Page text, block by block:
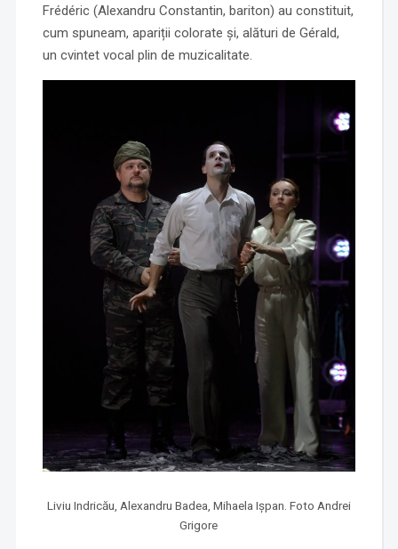
Frédéric (Alexandru Constantin, bariton) au constituit,
cum spuneam, apariții colorate și, alături de Gérald,
un cvintet vocal plin de muzicalitate.
Liviu Indricău, Alexandru Badea, Mihaela Ișpan. Foto Andrei
Grigore